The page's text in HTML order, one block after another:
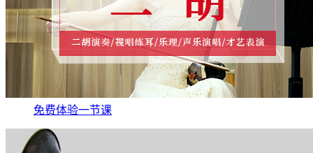
免费体验一节课